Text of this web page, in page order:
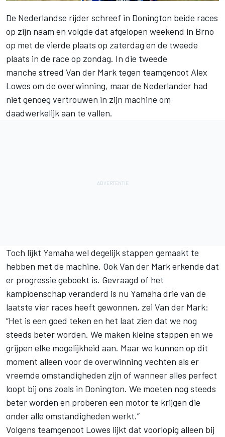
De Nederlandse rijder schreef in Donington beide races
op zijn naam en volgde dat afgelopen weekend in Brno
op met de vierde plaats op zaterdag en de tweede
plaats in de race op zondag. In die tweede
manche streed Van der Mark tegen teamgenoot Alex
Lowes om de overwinning, maar de Nederlander had
niet genoeg vertrouwen in zijn machine om
daadwerkelijk aan te vallen.
Toch lijkt Yamaha wel degelijk stappen gemaakt te
hebben met de machine. Ook Van der Mark erkende dat
er progressie geboekt is. Gevraagd of het
kampioenschap veranderd is nu Yamaha drie van de
laatste vier races heeft gewonnen, zei Van der Mark:
“Het is een goed teken en het laat zien dat we nog
steeds beter worden. We maken kleine stappen en we
grijpen elke mogelijkheid aan. Maar we kunnen op dit
moment alleen voor de overwinning vechten als er
vreemde omstandigheden zijn of wanneer alles perfect
loopt bij ons zoals in Donington. We moeten nog steeds
beter worden en proberen een motor te krijgen die
onder alle omstandigheden werkt.”
Volgens teamgenoot Lowes lijkt dat voorlopig alleen bij